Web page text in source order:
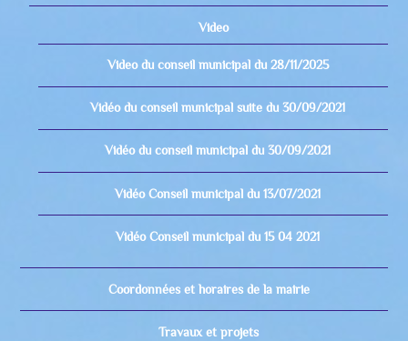
Video
Video du conseil municipal du 28/11/2025
Vidéo du conseil municipal suite du 30/09/2021
Vidéo du conseil municipal du 30/09/2021
Vidéo Conseil municipal du 13/07/2021
Vidéo Conseil municipal du 15 04 2021
Coordonnées et horaires de la mairie
Travaux et projets